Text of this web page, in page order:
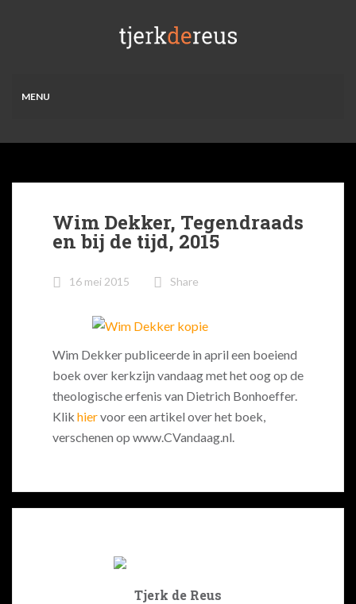
MENU
Wim Dekker, Tegendraads
en bij de tijd, 2015
16 mei 2015 Share
Wim Dekker publiceerde in april een boeiend
boek over kerkzijn vandaag met het oog op de
theologische erfenis van Dietrich Bonhoeffer.
Klik hiervoor een artikel over het boek,
verschenen op www.CVandaag.nl.
Tjerk de Reus